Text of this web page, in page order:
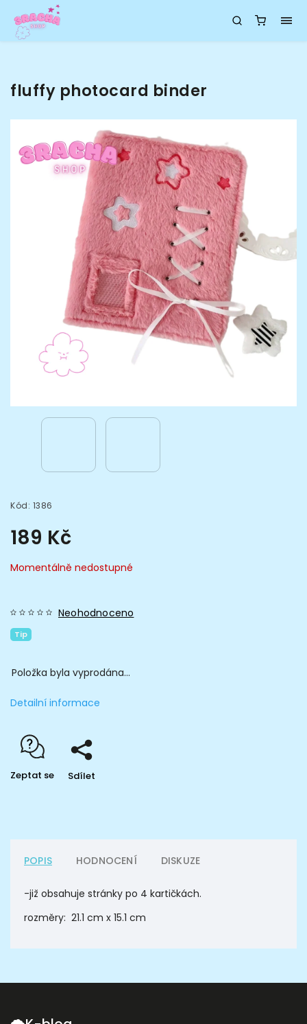
fluffy photocard binder
Kód: 1386
189 Kč
Momentálně nedostupné
Tip
Neohodnoceno
Položka byla vyprodána…
Detailní informace
Zeptat se Sdílet
POPIS HODNOCENÍ DISKUZE
-již obsahuje stránky po 4 kartičkách.
rozměry: 21.1 cm x 15.1 cm